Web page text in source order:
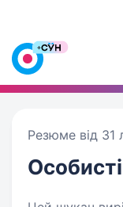
Резюме від 31